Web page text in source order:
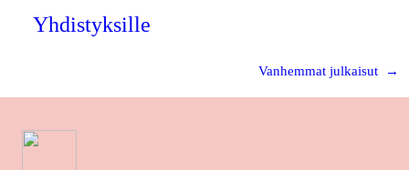
Yhdistyksille
Vanhemmat julkaisut →